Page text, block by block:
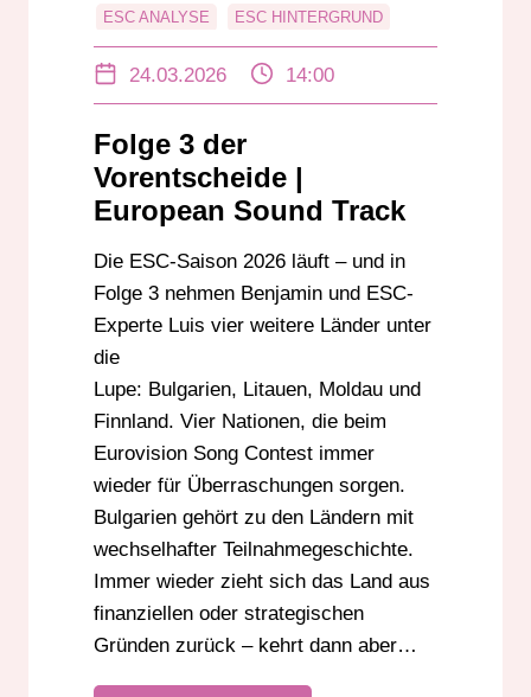
ESC ANALYSE ESC HINTERGRUND
ESC SAISON 2026
EUROVISION FANS
EUROVISION PODCAST
24.03.2026 14:00
Folge 3 der
Vorentscheide |
European Sound Track
Die ESC-Saison 2026 läuft – und in
Folge 3 nehmen Benjamin und ESC-
Experte Luis vier weitere Länder unter
die
Lupe: Bulgarien, Litauen, Moldau und
Finnland. Vier Nationen, die beim
Eurovision Song Contest immer
wieder für Überraschungen sorgen.
Bulgarien gehört zu den Ländern mit
wechselhafter Teilnahmegeschichte.
Immer wieder zieht sich das Land aus
finanziellen oder strategischen
Gründen zurück – kehrt dann aber…